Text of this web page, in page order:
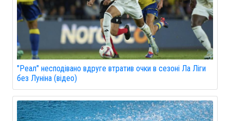
"Реал" несподівано вдруге втратив очки в сезоні Ла Ліги
без Луніна (відео)